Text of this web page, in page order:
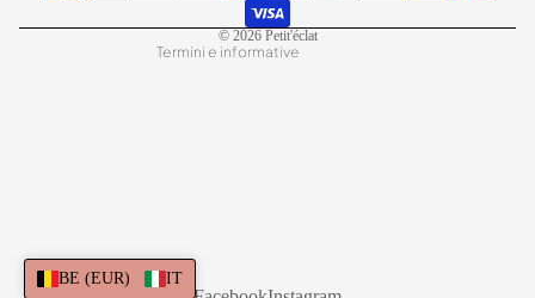
© 2026 Petit'éclat
Termini e informative
BE (EUR) IT